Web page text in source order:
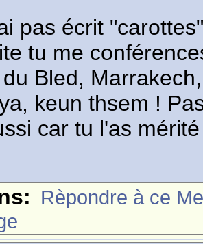
pas écrit
tu me
Bled,
keun thsem !
car tu l'as
Rèpondre à ce